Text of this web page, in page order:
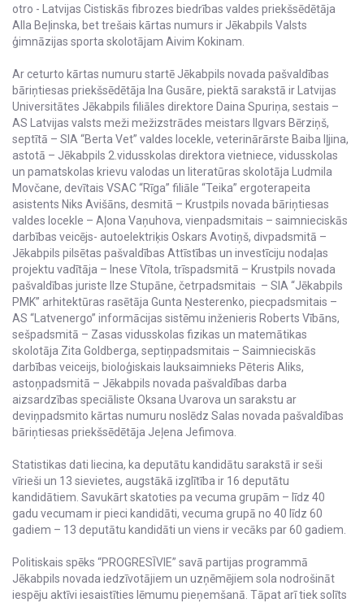
otro - Latvijas Cistiskās fibrozes biedrības valdes priekšsēdētāja
Alla Beļinska, bet trešais kārtas numurs ir Jēkabpils Valsts
ģimnāzijas sporta skolotājam Aivim Kokinam.
Ar ceturto kārtas numuru startē Jēkabpils novada pašvaldības
bāriņtiesas priekšsēdētāja Ina Gusāre, piektā sarakstā ir Latvijas
Universitātes Jēkabpils filiāles direktore Daina Spuriņa, sestais –
AS Latvijas valsts meži mežizstrādes meistars Ilgvars Bērziņš,
septītā – SIA “Berta Vet” valdes locekle, veterinārārste Baiba Iļjina,
astotā – Jēkabpils 2.vidusskolas direktora vietniece, vidusskolas
un pamatskolas krievu valodas un literatūras skolotāja Ludmila
Movčane, devītais VSAC “Rīga” filiāle “Teika” ergoterapeita
asistents Niks Avišāns, desmitā – Krustpils novada bāriņtiesas
valdes locekle – Aļona Vaņuhova, vienpadsmitais – saimnieciskās
darbības veicējs- autoelektriķis Oskars Avotiņš, divpadsmitā –
Jēkabpils pilsētas pašvaldības Attīstības un investīciju nodaļas
projektu vadītāja – Inese Vītola, trīspadsmitā – Krustpils novada
pašvaldības juriste Ilze Stupāne, četrpadsmitais – SIA “Jēkabpils
PMK” arhitektūras rasētāja Gunta Ņesterenko, piecpadsmitais –
AS “Latvenergo” informācijas sistēmu inženieris Roberts Vībāns,
sešpadsmitā – Zasas vidusskolas fizikas un matemātikas
skolotāja Zita Goldberga, septiņpadsmitais – Saimnieciskās
darbības veiceijs, bioloģiskais lauksaimnieks Pēteris Aliks,
astoņpadsmitā – Jēkabpils novada pašvaldības darba
aizsardzības speciāliste Oksana Uvarova un sarakstu ar
deviņpadsmito kārtas numuru noslēdz Salas novada pašvaldības
bāriņtiesas priekšsēdētāja Jeļena Jefimova.
Statistikas dati liecina, ka deputātu kandidātu sarakstā ir seši
vīrieši un 13 sievietes, augstākā izglītība ir 16 deputātu
kandidātiem. Savukārt skatoties pa vecuma grupām – līdz 40
gadu vecumam ir pieci kandidāti, vecuma grupā no 40 līdz 60
gadiem – 13 deputātu kandidāti un viens ir vecāks par 60 gadiem.
Politiskais spēks “PROGRESĪVIE” savā partijas programmā
Jēkabpils novada iedzīvotājiem un uzņēmējiem sola nodrošināt
iespēju aktīvi iesaistīties lēmumu pieņemšanā. Tāpat arī tiek solīts